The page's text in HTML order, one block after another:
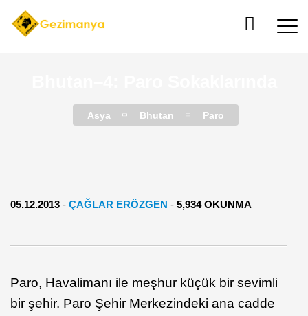
Asya Bhutan Paro
05.12.2013 - ÇAĞLAR ERÖZGEN - 5,934 OKUNMA
Paro, Havalimanı ile meşhur küçük bir sevimli
bir şehir. Paro Şehir Merkezindeki ana cadde